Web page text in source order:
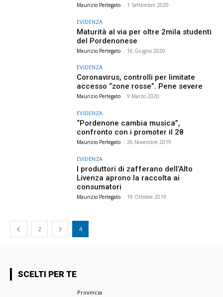
Maurizio Pertegato - 1 Settembre 2020
EVIDENZA
Maturità al via per oltre 2mila studenti
del Pordenonese
Maurizio Pertegato - 16 Giugno 2020
EVIDENZA
Coronavirus, controlli per limitate
accesso “zone rosse”. Pene severe
Maurizio Pertegato - 9 Marzo 2020
EVIDENZA
“Pordenone cambia musica”,
confronto con i promoter il 28
Maurizio Pertegato - 26 Novembre 2019
EVIDENZA
I produttori di zafferano dell’Alto
Livenza aprono la raccolta ai
consumatori
Maurizio Pertegato - 19 Ottobre 2019
2 3 4
SCELTI PER TE
Provincia